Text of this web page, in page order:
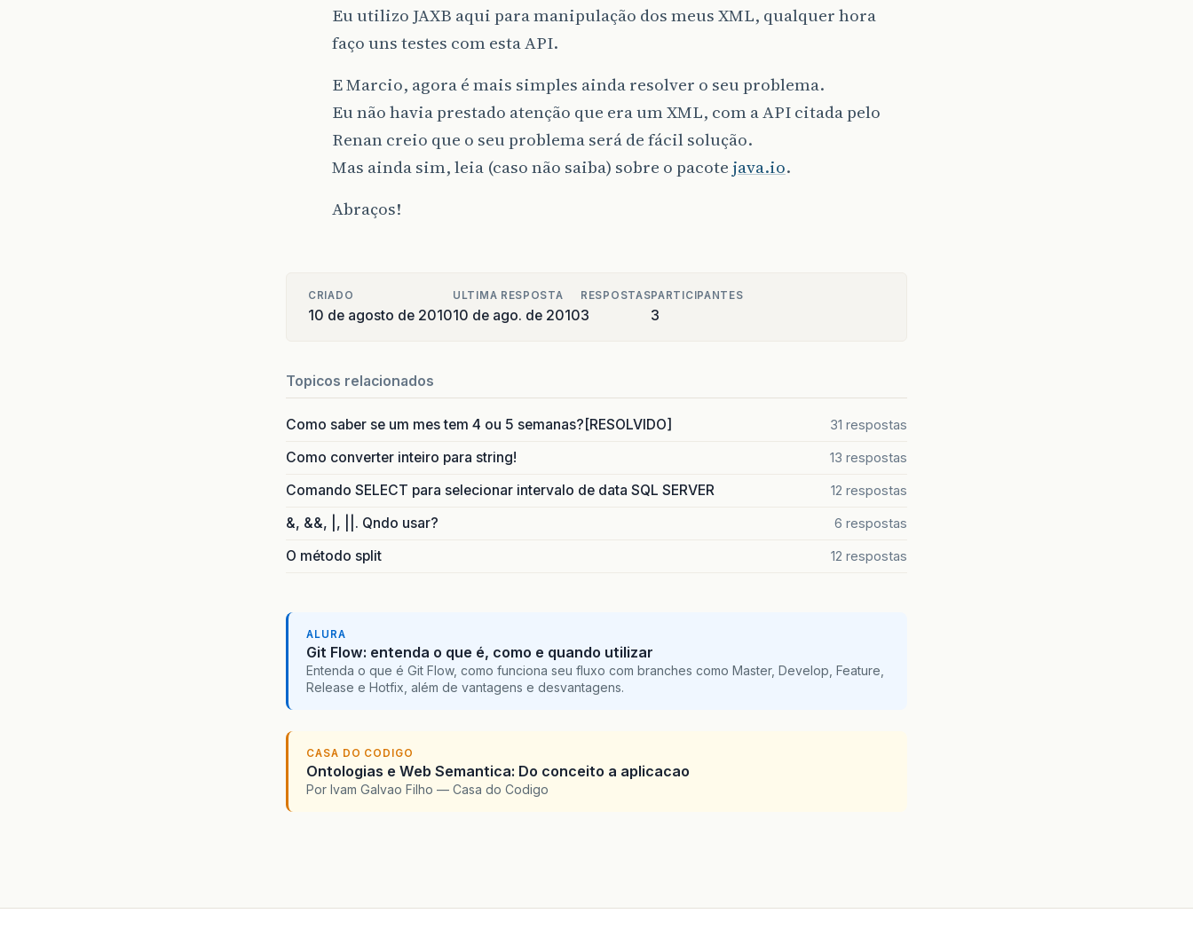
Eu utilizo JAXB aqui para manipulação dos meus XML, qualquer hora
faço uns testes com esta API.
E Marcio, agora é mais simples ainda resolver o seu problema.
Eu não havia prestado atenção que era um XML, com a API citada pelo
Renan creio que o seu problema será de fácil solução.
Mas ainda sim, leia (caso não saiba) sobre o pacote java.io.
Abraços!
CRIADO
10 de agosto de 2010
ULTIMA RESPOSTA
10 de ago. de 2010
RESPOSTAS
3
PARTICIPANTES
3
Topicos relacionados
Como saber se um mes tem 4 ou 5 semanas?[RESOLVIDO] 31 respostas
Como converter inteiro para string! 13 respostas
Comando SELECT para selecionar intervalo de data SQL SERVER 12 respostas
&, &&, |, ||. Qndo usar? 6 respostas
O método split 12 respostas
ALURA
Git Flow: entenda o que é, como e quando utilizar
Entenda o que é Git Flow, como funciona seu fluxo com branches como Master, Develop, Feature,
Release e Hotfix, além de vantagens e desvantagens.
CASA DO CODIGO
Ontologias e Web Semantica: Do conceito a aplicacao
Por Ivam Galvao Filho — Casa do Codigo